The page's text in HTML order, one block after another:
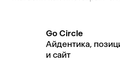
Go Circle
Айдентика,
и сайт